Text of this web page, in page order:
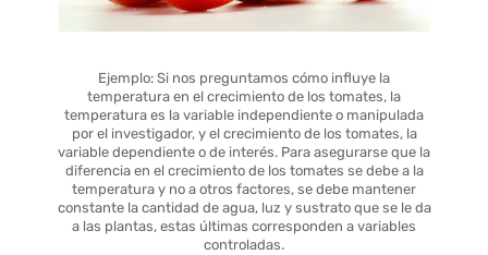
Ejemplo: Si nos preguntamos cómo influye la
temperatura en el crecimiento de los tomates, la
temperatura es la variable independiente o manipulada
por el investigador, y el crecimiento de los tomates, la
variable dependiente o de interés. Para asegurarse que la
diferencia en el crecimiento de los tomates se debe a la
temperatura y no a otros factores, se debe mantener
constante la cantidad de agua, luz y sustrato que se le da
a las plantas, estas últimas corresponden a variables
controladas.